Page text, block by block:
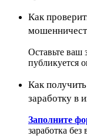
Как
Оставьте ваш
публикуется
Как
заработку в
Заполните
заработка